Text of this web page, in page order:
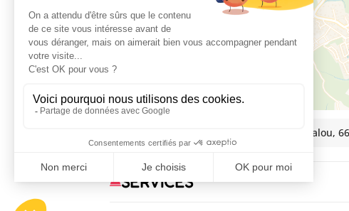
Route de Saint-Jean Lasseille, Mas Vidalou,
SERVICES